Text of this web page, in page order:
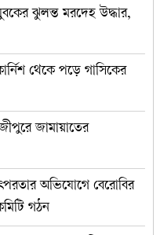
ঝুলন্ত মরদেহ উদ্ধার,
থেকে পড়ে গাসিকের
জামায়াতের
অভিযোগে বেরোবির
গঠন